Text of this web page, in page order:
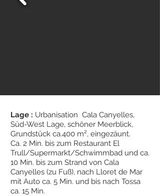
Lage : Urbanisation Cala Canyelles,
Süd-West Lage, schöner Meerblick,
Grundstück ca.400 m², eingezäunt.
Ca. 2 Min. bis zum Restaurant El
Trull/Supermarkt/Schwimmbad und ca.
10 Min. bis zum Strand von Cala
Canyelles (zu Fuß), nach Lloret de Mar
mit Auto ca. 5 Min. und bis nach Tossa
ca. 15 Min.